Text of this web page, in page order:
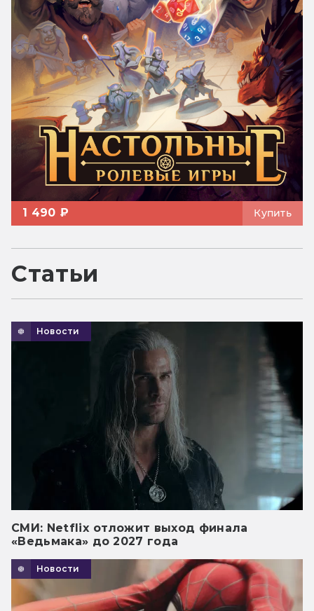
1 490 ₽ Купить
Статьи
Новости
СМИ: Netflix отложит выход финала
«Ведьмака» до 2027 года
Новости